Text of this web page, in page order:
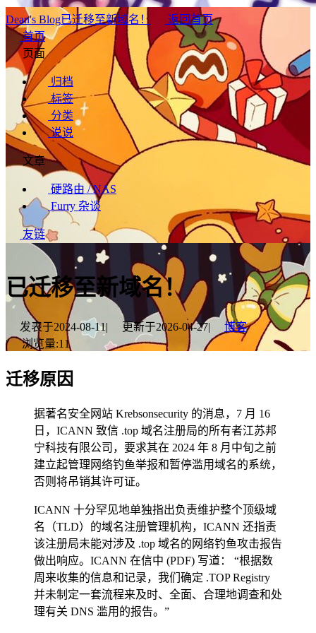
Dean's Blog已迁移至新域名！
返回首页
首页
页面
归档
标签
分类
说说
文章
硬路由 / NAS
Furry 杂谈
友链
已迁移至新域名！
发表于2024-08-11| 更新于2026-04-27|
博客
|
浏览量:11
迁移原因
据著名安全网站 Krebsonsecurity 的消息，7 月 16
日，ICANN 致信 .top 域名注册局的所有者江苏邦
宁科技有限公司，要求其在 2024 年 8 月中旬之前
建立起管理网络钓鱼举报和暂停滥用域名的系统，
否则将吊销其许可证。
ICANN 十分罕见地单独指出负责维护整个顶级域
名（TLD）的域名注册管理机构，ICANN 还指责
该注册局未能对涉及 .top 域名的网络钓鱼攻击报告
做出响应。ICANN 在信中 (PDF) 写道： “根据数
周来收集的信息和记录，我们确定 .TOP Registry
并未制定一套流程来及时、全面、合理地调查和处
理有关 DNS 滥用的报告。”